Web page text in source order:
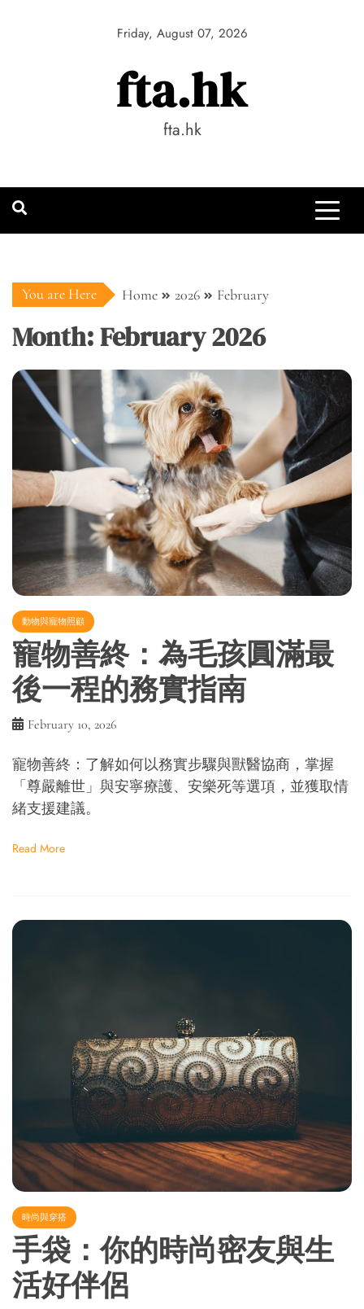
Friday, August 07, 2026
fta.hk
fta.hk
You are Here Home 2026 February
Month:February 2026
動物與寵物照顧
寵物善終：為毛孩圓滿最
後一程的務實指南
February 10, 2026
寵物善終：了解如何以務實步驟與獸醫協商，掌握
「尊嚴離世」與安寧療護、安樂死等選項，並獲取情
緒支援建議。
Read More
時尚與穿搭
手袋：你的時尚密友與生
活好伴侶